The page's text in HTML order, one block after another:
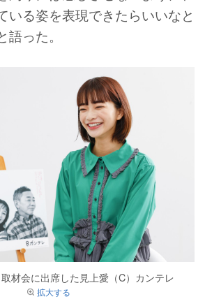
いる姿を表現できたらいいなと
った。
取材会に出席した見上愛（C）カンテレ
拡大する